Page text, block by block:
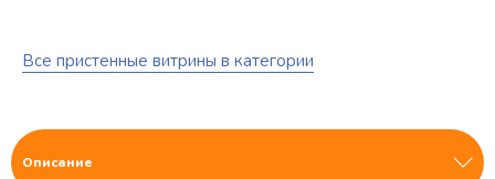
Все пристенные витрины в категории
Описание